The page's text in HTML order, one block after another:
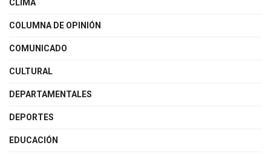
CLIMA
COLUMNA DE OPINIÓN
COMUNICADO
CULTURAL
DEPARTAMENTALES
DEPORTES
EDUCACIÓN